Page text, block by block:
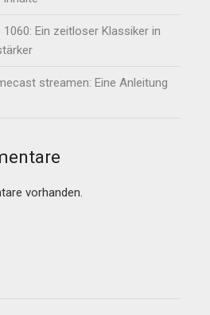
Ein zeitloser Klassiker in
streamen: Eine Anleitung
vorhanden.